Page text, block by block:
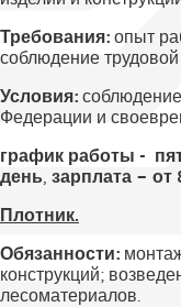
Требования: опыт
соблюдение
Условия:
Федерации и
график работы -
день, зарплата – от
Плотник.
Обязанности:
конструкций;
лесоматериалов.